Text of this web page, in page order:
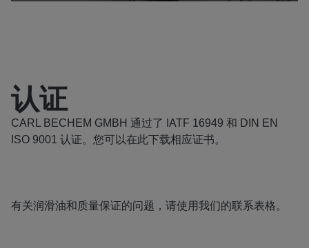
认证
CARL BECHEM GMBH 通过了 IATF 16949 和 DIN EN
ISO 9001 认证。您可以在此下载相应证书。
有关润滑油和质量保证的问题，请使用我们的联系表格。